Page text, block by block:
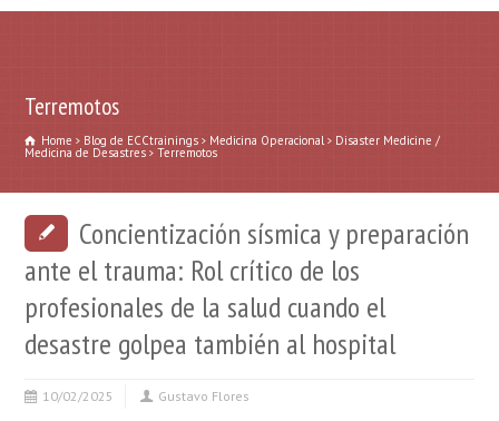
Terremotos
Home Blog de ECCtrainings Medicina Operacional Disaster Medicine /
Medicina de Desastres Terremotos
Concientización sísmica y preparación
ante el trauma: Rol crítico de los
profesionales de la salud cuando el
desastre golpea también al hospital
10/02/2025 Gustavo Flores